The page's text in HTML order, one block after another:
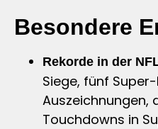
Besondere
Rekorde in der
Siege, fünf
Auszeichnungen,
Touchdowns in